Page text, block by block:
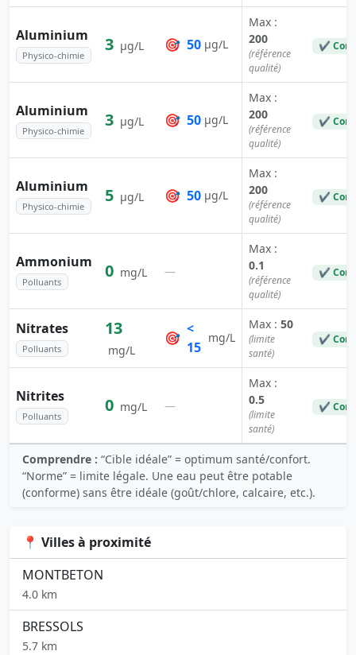
Aluminium
Physico-chimie
3 µg/L 🎯 50 µg/L
Max :
200
(référence
qualité)
✔
Aluminium
Physico-chimie
3 µg/L 🎯 50 µg/L
Max :
200
(référence
qualité)
✔
Aluminium
Physico-chimie
5 µg/L 🎯 50 µg/L
Max :
200
(référence
qualité)
✔
Ammonium
Polluants
0 mg/L —
Max :
0.1
(référence
qualité)
✔
Nitrates
Polluants
13
mg/L
🎯
<
15
mg/L
Max : 50
(limite
santé)
✔
Nitrites
Polluants
0 mg/L —
Max :
0.5
(limite
santé)
✔
Comprendre : “Cible idéale” = optimum santé/confort.
“Norme” = limite légale. Une eau peut être potable
(conforme) sans être idéale (goût/chlore, calcaire, etc.).
📍 Villes à proximité
MONTBETON
4.0 km
BRESSOLS
5.7 km